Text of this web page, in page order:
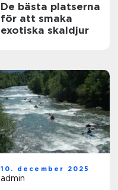
De bästa platserna
för att smaka
exotiska skaldjur
10. december 2025
admin